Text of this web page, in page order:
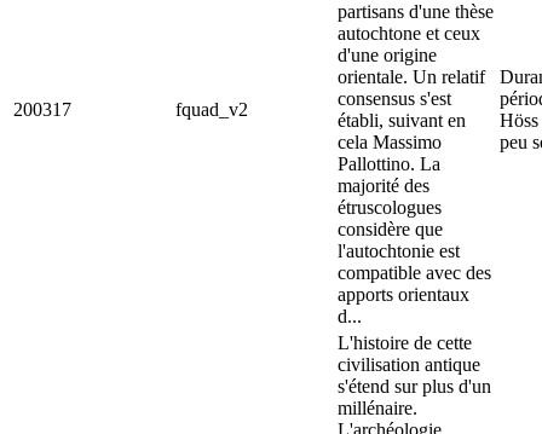
200317 fquad_v2
partisans d'une thèse
autochtone et ceux
d'une origine
orientale. Un relatif
consensus s'est
établi, suivant en
cela Massimo
Pallottino. La
majorité des
étruscologues
considère que
l'autochtonie est
compatible avec des
apports orientaux
d...
Höss
peu
L'histoire de cette
civilisation antique
s'étend sur plus d'un
millénaire.